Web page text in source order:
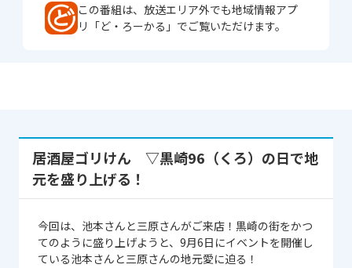
この番組は、放送エリア外でも地域情報アプ
リ「ど・ろーかる」でご覧いただけます。
居酒屋ゴリけん ▽黒崎96（くろ）の日で地
元を盛り上げる！
今回は、池本さんと三原さんがご来店！黒崎の街をかつ
てのように盛り上げようと、9月6日にイベントを開催し
ている池本さんと三原さんの地元愛に迫る！